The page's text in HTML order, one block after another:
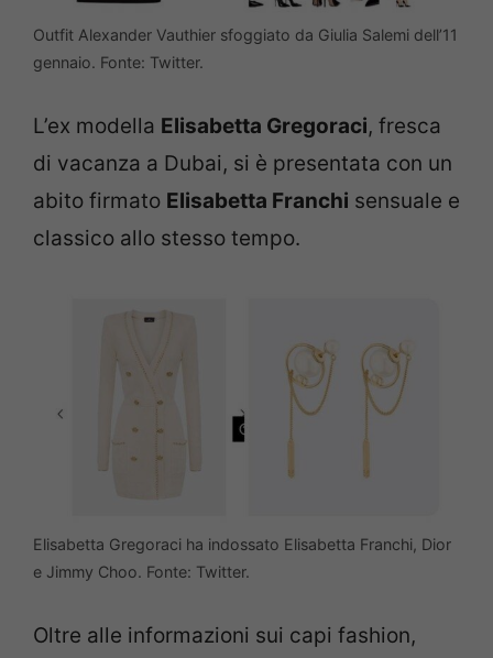
Outfit Alexander Vauthier sfoggiato da Giulia Salemi dell’11
gennaio. Fonte: Twitter.
L’ex modella Elisabetta Gregoraci, fresca
di vacanza a Dubai, si è presentata con un
abito firmato Elisabetta Franchi sensuale e
classico allo stesso tempo.
Elisabetta Gregoraci ha indossato Elisabetta Franchi, Dior
e Jimmy Choo. Fonte: Twitter.
Oltre alle informazioni sui capi fashion,